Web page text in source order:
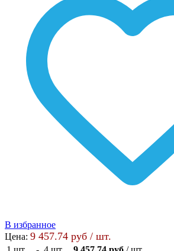
В избранное
Цена: 9 457.74 руб / шт.